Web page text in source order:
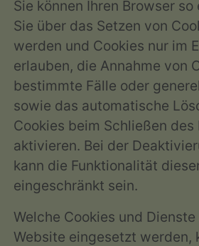
Sie können Ihren Browser
Sie über das Setzen von
werden und Cookies nur im
erlauben, die Annahme von
bestimmte Fälle oder
sowie das automatische
Cookies beim Schließen des
aktivieren. Bei der
kann die Funktionalität
eingeschränkt sein.
Welche Cookies und
Website eingesetzt werden,